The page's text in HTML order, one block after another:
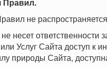
не
несет ответственности
Услуг Сайта доступ к
природы Сайта,